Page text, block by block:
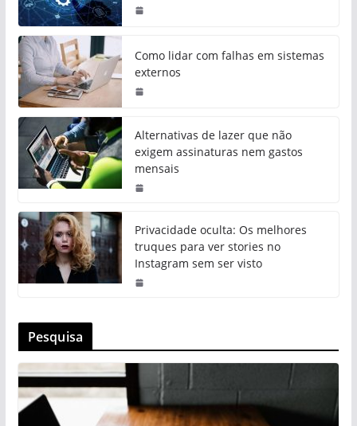
Como lidar com falhas em sistemas
externos
Alternativas de lazer que não
exigem assinaturas nem gastos
mensais
Privacidade oculta: Os melhores
truques para ver stories no
Instagram sem ser visto
Pesquisa